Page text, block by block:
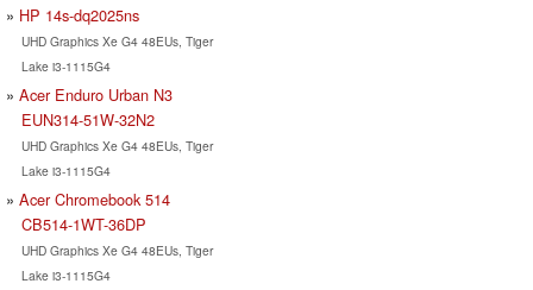
HP 14s-dq2025ns
UHD Graphics Xe G4 48EUs, Tiger
Lake i3-1115G4
Acer Enduro Urban N3
EUN314-51W-32N2
UHD Graphics Xe G4 48EUs, Tiger
Lake i3-1115G4
Acer Chromebook 514
CB514-1WT-36DP
UHD Graphics Xe G4 48EUs, Tiger
Lake i3-1115G4